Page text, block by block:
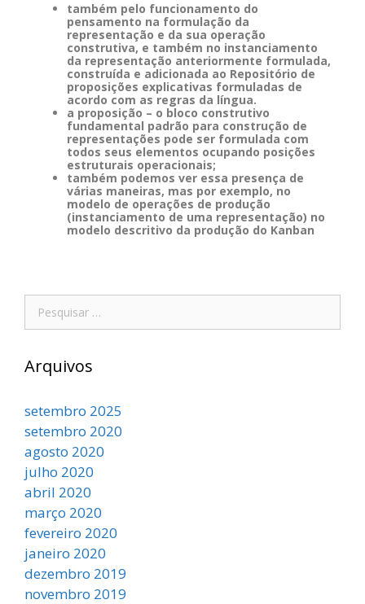
também pelo funcionamento do
pensamento na formulação da
representação e da sua operação
construtiva, e também no instanciamento
da representação anteriormente formulada,
construída e adicionada ao Repositório de
proposições explicativas formuladas de
acordo com as regras da língua.
a proposição – o bloco construtivo
fundamental padrão para construção de
representações pode ser formulada com
todos seus elementos ocupando posições
estruturais operacionais;
também podemos ver essa presença de
várias maneiras, mas por exemplo, no
modelo de operações de produção
(instanciamento de uma representação) no
modelo descritivo da produção do Kanban
Arquivos
setembro 2025
setembro 2020
agosto 2020
julho 2020
abril 2020
março 2020
fevereiro 2020
janeiro 2020
dezembro 2019
novembro 2019